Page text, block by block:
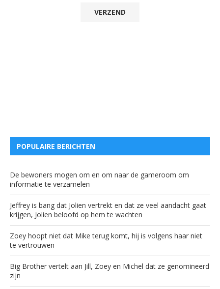
POPULAIRE BERICHTEN
De bewoners mogen om en om naar de gameroom om
informatie te verzamelen
Jeffrey is bang dat Jolien vertrekt en dat ze veel aandacht gaat
krijgen, Jolien beloofd op hem te wachten
Zoey hoopt niet dat Mike terug komt, hij is volgens haar niet
te vertrouwen
Big Brother vertelt aan Jill, Zoey en Michel dat ze genomineerd
zijn